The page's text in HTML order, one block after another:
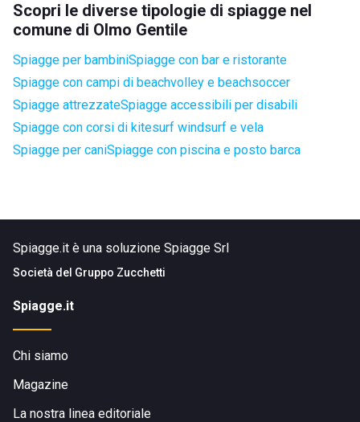
Scopri le diverse tipologie di spiagge nel
comune di Olmo Gentile
Spiagge per bambiniSpiagge con bar e ristorante
Spiagge con campi di beachvolley e beachsoccer
Spiagge attrezzateSpiagge accessibili per disabili
Spiagge con corsi di kitesurf windsurf e vela
Spiagge per caniSpiagge con piscina e posto barca
Spiagge.it è una soluzione Spiagge Srl
Società del Gruppo Zucchetti
Spiagge.it
Chi siamo
Magazine
La nostra linea editoriale